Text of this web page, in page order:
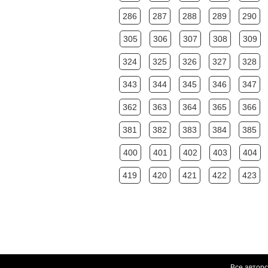
286 287 288 289 290
305 306 307 308 309
324 325 326 327 328
343 344 345 346 347
362 363 364 365 366
381 382 383 384 385
400 401 402 403 404
419 420 421 422 423